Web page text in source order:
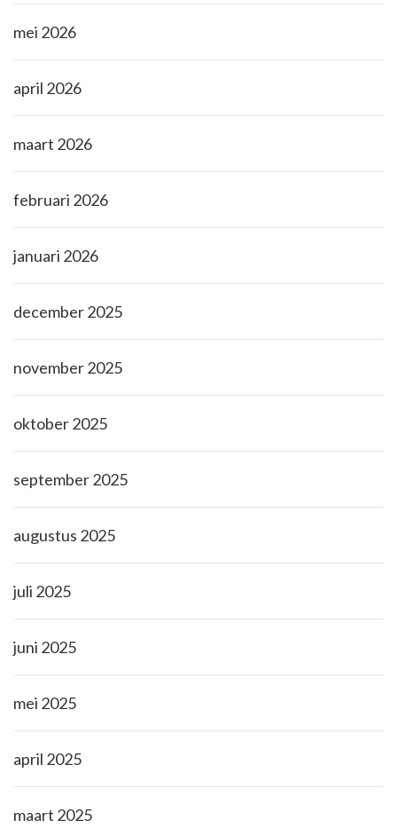
mei 2026
april 2026
maart 2026
februari 2026
januari 2026
december 2025
november 2025
oktober 2025
september 2025
augustus 2025
juli 2025
juni 2025
mei 2025
april 2025
maart 2025